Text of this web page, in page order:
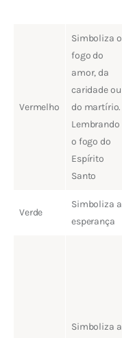
Vermelho
Simboliza o
fogo do
amor, da
caridade ou
do martírio.
Lembrando
o fogo do
Espírito
Santo
Verde
Simboliza a
esperança
Simboliza a